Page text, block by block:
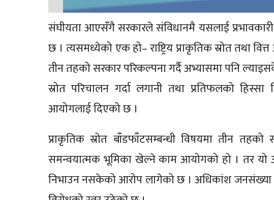
संघीयता आएसँगै सरकारले संविधानमै यसलाई प्रभावकारी
छ । त्यसमध्येको एक हो– राष्ट्रिय प्राकृतिक स्रोत तथा
तीन तहको सरकार परिकल्पना गर्दै अभ्यासमा पनि
स्रोत परिचालन गर्दा लगानी तथा प्रतिफलको
आयोगलाई दिएको छ ।
प्राकृतिक स्रोत बाँडफाँटसम्बन्धी विषयमा तीन
समन्वयात्मक भूमिका खेल्ने काम आयोगको हो । तर यो
निभाउन नसकेको आरोप लागेको छ । अधिकांश जनसंख्या